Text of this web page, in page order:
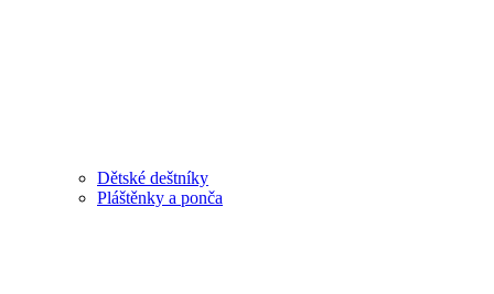
Dětské deštníky
Pláštěnky a ponča